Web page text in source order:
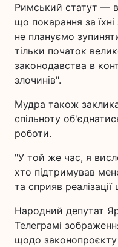
Римський статут —
що покарання за
не плануємо
тільки початок
законодавства в
злочинів".
Мудра також
спільноту
роботи.
"У той же час, я
хто підтримував
та сприяв
Народний депутат
Телеграмі
щодо